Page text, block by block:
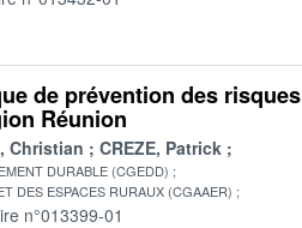
de prévention des risques
Réunion
Christian CREZE, Patrick
DURABLE (CGEDD)
DES ESPACES RURAUX (CGAAER)
n°013399-01